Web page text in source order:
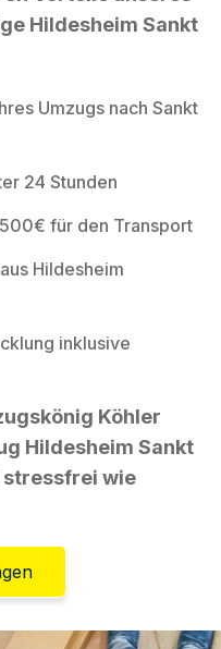
Hildesheim Sankt
Umzugs nach Sankt
24 Stunden
für den Transport
Hildesheim
inklusive
Köhler
Hildesheim Sankt
stressfrei wie